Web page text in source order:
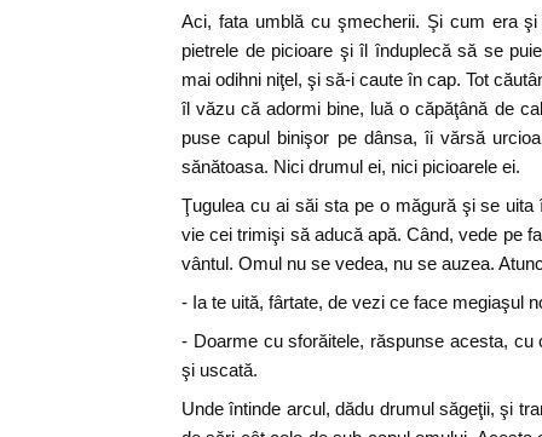
Aci, fata umblă cu şmecherii. Şi cum era
pietrele de picioare şi îl înduplecă să se
mai odihni niţel, şi să-i caute în cap. Tot
îl văzu că adormi bine, luă o căpăţână de
puse capul binişor pe dânsa, îi vărsă
sănătoasa. Nici drumul ei, nici picioarele ei.
Ţugulea cu ai săi sta pe o măgură şi se
vie cei trimişi să aducă apă. Când, vede pe
vântul. Omul nu se vedea, nu se auzea.
- Ia te uită, fârtate, de vezi ce face megiaşul
- Doarme cu sforăitele, răspunse acesta,
şi uscată.
Unde întinde arcul, dădu drumul săgeţii, şi